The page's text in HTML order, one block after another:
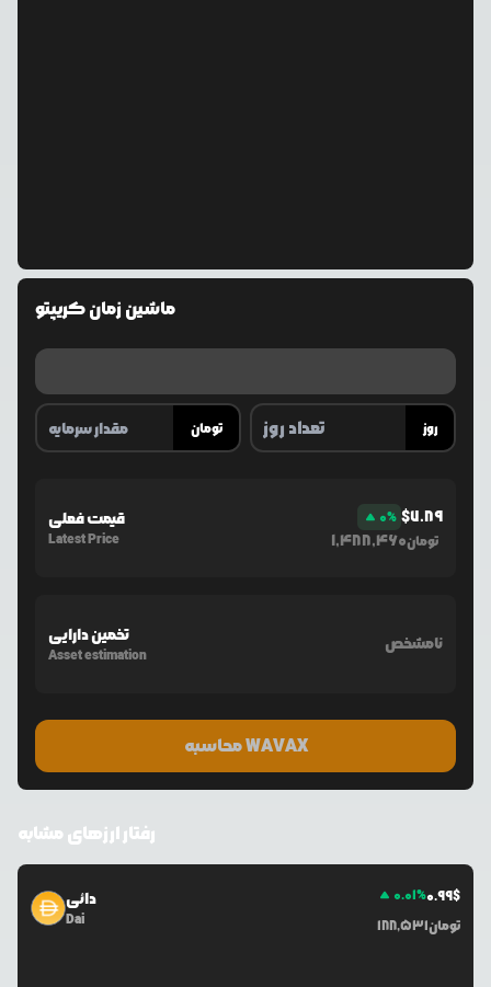
ماشین زمان کریپتو
تومان روز
قیمت فعلی
Latest Price
0% $7.89
1,488,460تومان
تخمین دارایی
Asset estimation
نامشخص
محاسبه WAVAX
رفتار ارزهای مشابه
دائی
Dai
0.01%0.99$
188,531تومان